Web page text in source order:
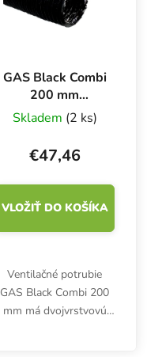
GAS Black Combi
200 mm
ventilačné
potrubie,
zosilnené, krabica
10 m
Skladem (2 ks)
€47,46
VLOŽIŤ DO KOŠÍKA
Ventilačné potrubie
GAS Black Combi 200
mm má dvojvrstvovú